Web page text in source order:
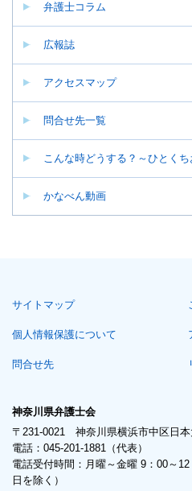
弁護士コラム
広報誌
アクセスマップ
問合せ先一覧
こんな時どうする？～ひとくち
かなべん動画
こ
ま
で。
サイトマップ
個人情報保護について
問合せ先
神奈川県弁護士会
〒231-0021 神奈川県横浜市中区日本
電話：045-201-1881（代表）
電話受付時間：月曜～金曜 9：00～
日を除く）